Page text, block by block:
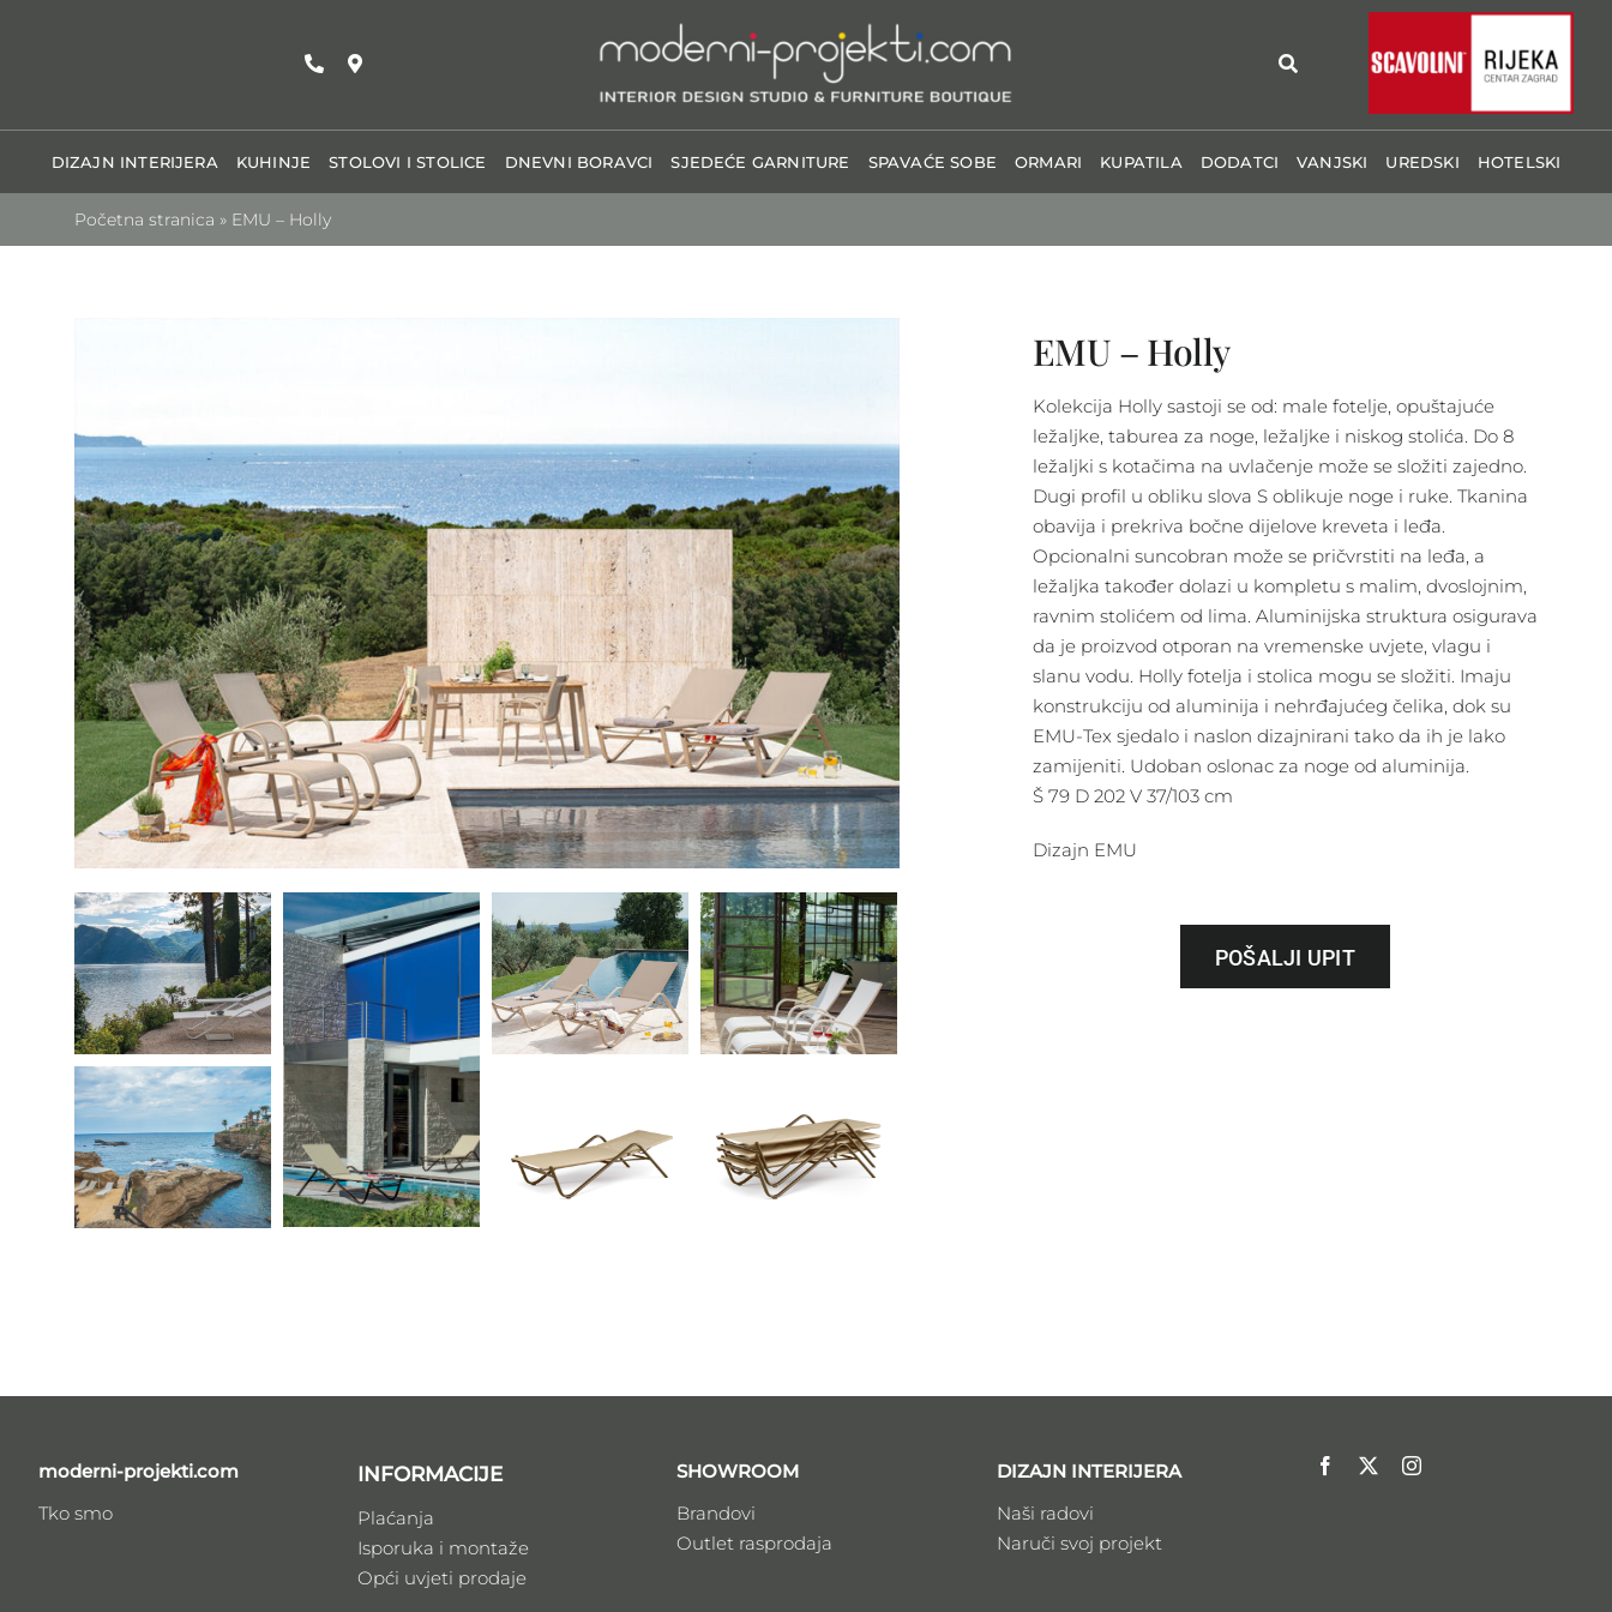
DIZAJN INTERIJERA KUHINJE STOLOVI I STOLICE DNEVNI BORAVCI SJEDEĆE GARNITURE SPAVAĆE SOBE ORMARI KUPATILA DODATCI VANJSKI UREDSKI HOTELSKI
Početna stranica » EMU – Holly
EMU – Holly
Kolekcija Holly sastoji se od: male fotelje, opuštajuće
ležaljke, taburea za noge, ležaljke i niskog stolića. Do 8
ležaljki s kotačima na uvlačenje može se složiti zajedno.
Dugi profil u obliku slova S oblikuje noge i ruke. Tkanina
obavija i prekriva bočne dijelove kreveta i leđa.
Opcionalni suncobran može se pričvrstiti na leđa, a
ležaljka također dolazi u kompletu s malim, dvoslojnim,
ravnim stolićem od lima. Aluminijska struktura osigurava
da je proizvod otporan na vremenske uvjete, vlagu i
slanu vodu. Holly fotelja i stolica mogu se složiti. Imaju
konstrukciju od aluminija i nehrđajućeg čelika, dok su
EMU-Tex sjedalo i naslon dizajnirani tako da ih je lako
zamijeniti. Udoban oslonac za noge od aluminija.
Š 79 D 202 V 37/103 cm
Dizajn EMU
POŠALJI UPIT
moderni-projekti.com
Tko smo
INFORMACIJE
Plaćanja
Isporuka i montaže
Opći uvjeti prodaje
SHOWROOM
Brandovi
Outlet rasprodaja
DIZAJN INTERIJERA
Naši radovi
Naruči svoj projekt